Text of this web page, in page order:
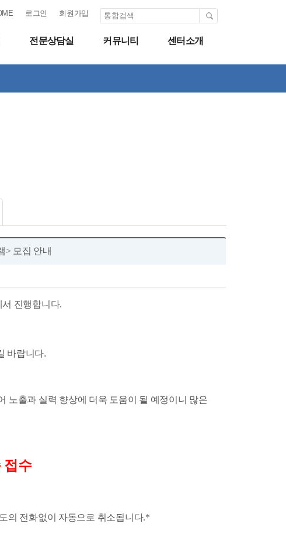
로그인 회원가입
전문상담실 커뮤니티 센터소개
> 모집 안내
진행합니다.
바랍니다.
노출과 실력 향상에 더욱 도움이 될 예정이니 많은
접수
의 전화없이 자동으로 취소됩니다.*